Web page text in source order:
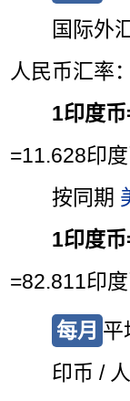
国际外
人民币汇率：
1印度
=11.628印度
按同期
1印度
=82.811印度
每月 平
印币 /